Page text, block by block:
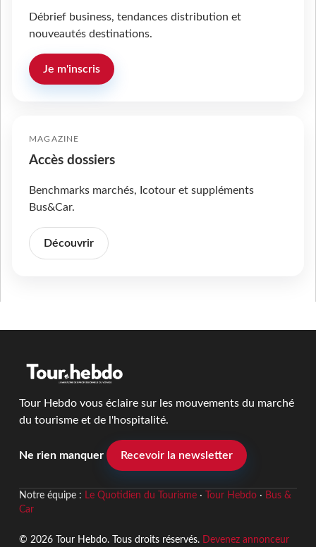
Débrief business, tendances distribution et
nouveautés destinations.
Je m'inscris
MAGAZINE
Accès dossiers
Benchmarks marchés, Icotour et suppléments
Bus&Car.
Découvrir
Tour Hebdo vous éclaire sur les mouvements du marché
du tourisme et de l'hospitalité.
Ne rien manquer Recevoir la newsletter
Notre équipe : Le Quotidien du Tourisme· Tour Hebdo· Bus &
Car
© 2026 Tour Hebdo. Tous droits réservés. Devenez annonceur